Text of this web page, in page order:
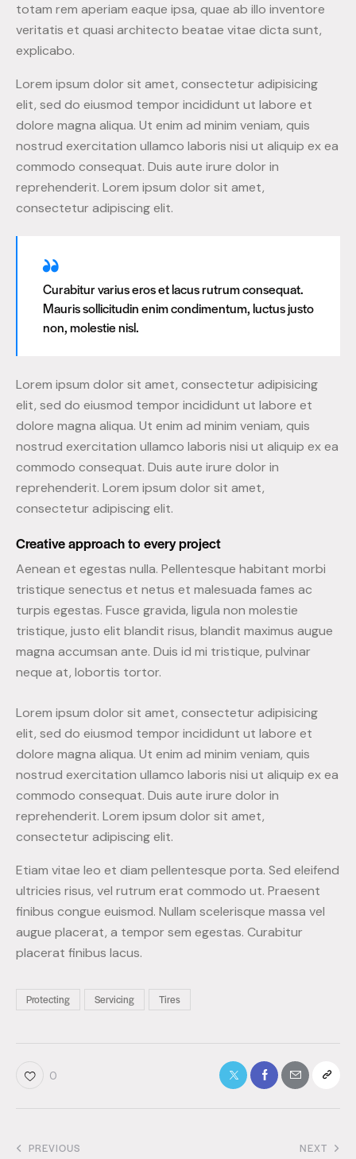
totam rem aperiam eaque ipsa, quae ab illo inventore
veritatis et quasi architecto beatae vitae dicta sunt,
explicabo.
Lorem ipsum dolor sit amet, consectetur adipisicing
elit, sed do eiusmod tempor incididunt ut labore et
dolore magna aliqua. Ut enim ad minim veniam, quis
nostrud exercitation ullamco laboris nisi ut aliquip ex ea
commodo consequat. Duis aute irure dolor in
reprehenderit. Lorem ipsum dolor sit amet,
consectetur adipiscing elit.
Curabitur varius eros et lacus rutrum consequat.
Mauris sollicitudin enim condimentum, luctus justo
non, molestie nisl.
Lorem ipsum dolor sit amet, consectetur adipisicing
elit, sed do eiusmod tempor incididunt ut labore et
dolore magna aliqua. Ut enim ad minim veniam, quis
nostrud exercitation ullamco laboris nisi ut aliquip ex ea
commodo consequat. Duis aute irure dolor in
reprehenderit. Lorem ipsum dolor sit amet,
consectetur adipiscing elit.
Creative approach to every project
Aenean et egestas nulla. Pellentesque habitant morbi
tristique senectus et netus et malesuada fames ac
turpis egestas. Fusce gravida, ligula non molestie
tristique, justo elit blandit risus, blandit maximus augue
magna accumsan ante. Duis id mi tristique, pulvinar
neque at, lobortis tortor.
Lorem ipsum dolor sit amet, consectetur adipisicing
elit, sed do eiusmod tempor incididunt ut labore et
dolore magna aliqua. Ut enim ad minim veniam, quis
nostrud exercitation ullamco laboris nisi ut aliquip ex ea
commodo consequat. Duis aute irure dolor in
reprehenderit. Lorem ipsum dolor sit amet,
consectetur adipiscing elit.
Etiam vitae leo et diam pellentesque porta. Sed eleifend
ultricies risus, vel rutrum erat commodo ut. Praesent
finibus congue euismod. Nullam scelerisque massa vel
augue placerat, a tempor sem egestas. Curabitur
placerat finibus lacus.
Protecting Servicing Tires
0
PREVIOUS NEXT